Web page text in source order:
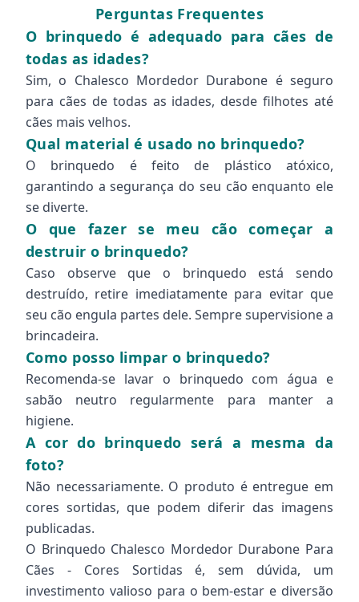
Perguntas Frequentes
O brinquedo é adequado para cães de
todas as idades?
Sim, o Chalesco Mordedor Durabone é seguro
para cães de todas as idades, desde filhotes até
cães mais velhos.
Qual material é usado no brinquedo?
O brinquedo é feito de plástico atóxico,
garantindo a segurança do seu cão enquanto ele
se diverte.
O que fazer se meu cão começar a
destruir o brinquedo?
Caso observe que o brinquedo está sendo
destruído, retire imediatamente para evitar que
seu cão engula partes dele. Sempre supervisione a
brincadeira.
Como posso limpar o brinquedo?
Recomenda-se lavar o brinquedo com água e
sabão neutro regularmente para manter a
higiene.
A cor do brinquedo será a mesma da
foto?
Não necessariamente. O produto é entregue em
cores sortidas, que podem diferir das imagens
publicadas.
O Brinquedo Chalesco Mordedor Durabone Para
Cães - Cores Sortidas é, sem dúvida, um
investimento valioso para o bem-estar e diversão